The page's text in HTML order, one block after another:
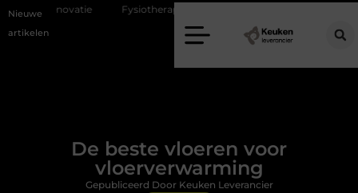
Nieuwe
artikelen
Fysiotherapie Alblasserdam: professionele begeleiding bij pijn en
De beste vloeren voor
vloerverwarming
Gepubliceerd Door Keuken Leverancier